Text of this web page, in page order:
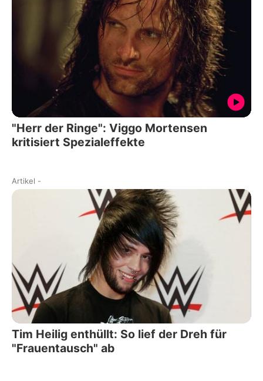
"Herr der Ringe": Viggo Mortensen
kritisiert Spezialeffekte
Artikel -
Tim Heilig enthüllt: So lief der Dreh für
"Frauentausch" ab